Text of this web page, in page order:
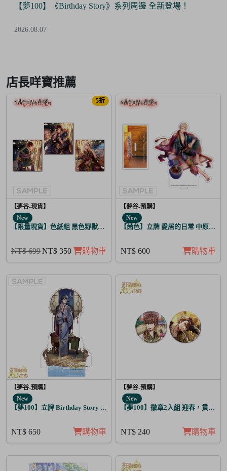
【夢100】《Birthday Story》系列周邊 全新登場！
2026.08.07
6
店長咩寶推薦
5折
【夢谷-現貨】
New
【限量現貨】色紙組 黑色野獸的咆哮 3入
NT$ 699NT$ 350 購物車
【夢谷-預購】
New
【茜色】立牌 愛居的日常 中原中也
NT$ 600 購物車
【夢谷-預購】
New
【夢100】立牌 Birthday Story 藤目 月覺
NT$ 650 購物車
【夢谷-預購】
New
【夢100】徽章2入組 迎春，貫徹仁
NT$ 240 購物車